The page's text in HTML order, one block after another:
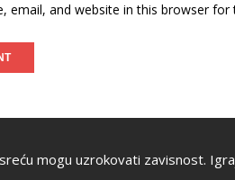
email, and website in this browser
mogu uzrokovati zavisnost.